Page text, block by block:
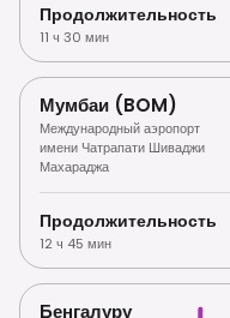
Продолжительность
11 ч 30 мин
Мумбаи (BOM)
Международный аэропорт
имени Чатрапати Шиваджи
Махараджа
Продолжительность
12 ч 45 мин
Бенгалуру